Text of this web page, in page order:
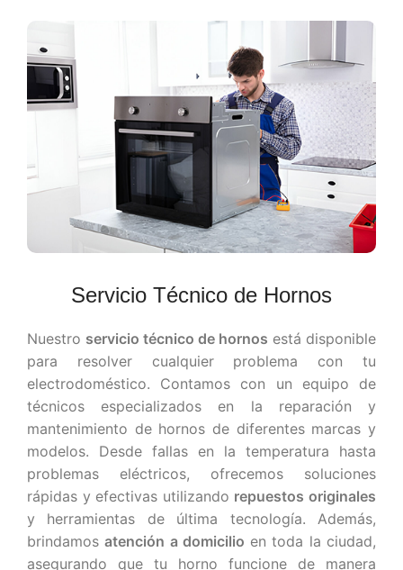
Servicio Técnico de Hornos
Nuestro servicio técnico de hornos está disponible
para resolver cualquier problema con tu
electrodoméstico. Contamos con un equipo de
técnicos especializados en la reparación y
mantenimiento de hornos de diferentes marcas y
modelos. Desde fallas en la temperatura hasta
problemas eléctricos, ofrecemos soluciones
rápidas y efectivas utilizando repuestos originales
y herramientas de última tecnología. Además,
brindamosatención a domicilio en toda la ciudad,
asegurando que tu horno funcione de manera